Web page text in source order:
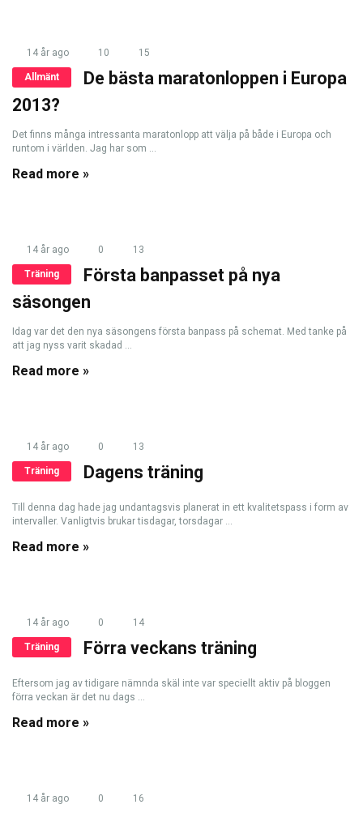
14 år ago 10 15
Allmänt
De bästa maratonloppen i Europa
2013?
Det finns många intressanta maratonlopp att välja på både i Europa och
runtom i världen. Jag har som ...
Read more »
14 år ago 0 13
Träning
Första banpasset på nya
säsongen
Idag var det den nya säsongens första banpass på schemat. Med tanke på
att jag nyss varit skadad ...
Read more »
14 år ago 0 13
Träning Dagens träning
Till denna dag hade jag undantagsvis planerat in ett kvalitetspass i form av
intervaller. Vanligtvis brukar tisdagar, torsdagar ...
Read more »
14 år ago 0 14
Träning Förra veckans träning
Eftersom jag av tidigare nämnda skäl inte var speciellt aktiv på bloggen
förra veckan är det nu dags ...
Read more »
14 år ago 0 16